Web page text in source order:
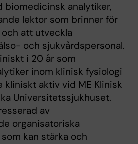
biomedicinsk analytiker,
lektor som brinner för
att utveckla
och sjukvårdspersonal.
i 20 år som
inom klinisk fysiologi
kliniskt aktiv vid ME Klinisk
Universitetssjukhuset.
av
organisatoriska
kan stärka och